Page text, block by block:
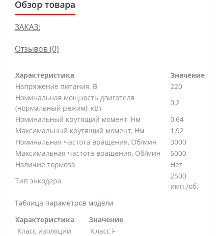
Обзор товара
ЗАКАЗ:
Отзывов (0)
Таблица параметров модели
Характеристика
Значение
Напряжение питания, В
220
Номинальная мощность двигателя
(нормальный режим), кВт
0,2
Номинальный крутящий момент, Нм
0,64
Максимальный крутящий момент, Нм
1,92
Номинальная частота вращения, Об/мин
3000
Максимальная частота вращения, Об/мин
5000
Наличие тормоза
Нет
Тип энкодера
2500
имп./об.
Характеристика
Значение
Класс изоляции
Класс F